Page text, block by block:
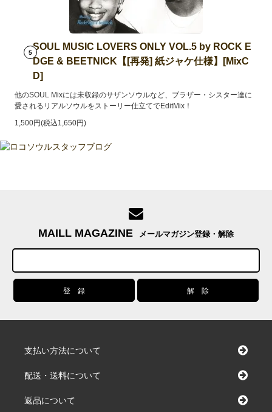
5
SOUL MUSIC LOVERS ONLY VOL.5 by ROCK E
DGE & BEETNICK【[再発] 紙ジャケ仕様】[MixC
D]
他のSOUL Mixには未収録のサザンソウルなど、ブラザー・シスター達に
愛されるリアルソウルをストーリー仕立てでEditMix！
1,500円(税込1,650円)
MAILL MAGAZINE メールマガジン登録・解除
支払い方法について
配送・送料について
返品について